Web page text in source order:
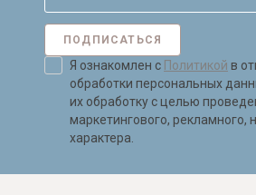
ПОДПИСАТЬСЯ
Я ознакомлен с Политикой в
обработки персональных
их обработку с целью
маркетингового, рекламного,
характера.